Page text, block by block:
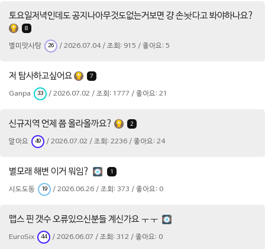
토요일저녁인데도 공지나아무것도없는거보면 걍 손놧다고 봐야하나요?
8
별미맛사탕 26 / 2026.07.04 / 조회: 915 / 좋아요: 5
저 탐사하고싶어요 7
Ganpa 33 / 2026.07.02 / 조회: 1777 / 좋아요: 21
신규지역 언제 쯤 올라올까요? 2
알아요 49 / 2026.07.02 / 조회: 2236 / 좋아요: 24
별모래 해변 이거 뭐임? 1
시도도동 19 / 2026.06.26 / 조회: 373 / 좋아요: 0
맵스 핀 갯수 오류있으신분들 계신가요 ㅜㅜ
EuroSix 44 / 2026.06.07 / 조회: 312 / 좋아요: 0